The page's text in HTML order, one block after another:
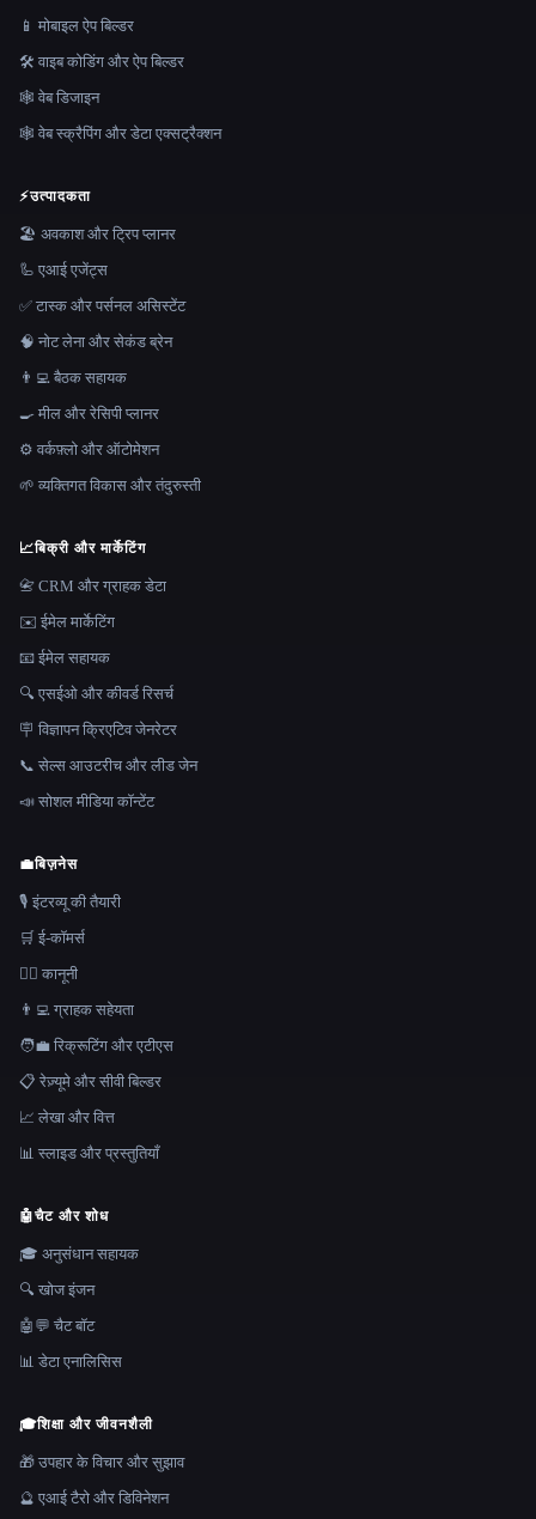
📱 मोबाइल ऐप बिल्डर
🛠️ वाइब कोडिंग और ऐप बिल्डर
🕸 वेब डिजाइन
🕸️ वेब स्क्रैपिंग और डेटा एक्सट्रैक्शन
⚡उत्पादकता
🏖 अवकाश और ट्रिप प्लानर
🦾 एआई एजेंट्स
✅ टास्क और पर्सनल असिस्टेंट
🧠 नोट लेना और सेकंड ब्रेन
👨‍💻 बैठक सहायक
🍳 मील और रेसिपी प्लानर
⚙️ वर्कफ़्लो और ऑटोमेशन
🌱 व्यक्तिगत विकास और तंदुरुस्ती
📈बिक्री और मार्केटिंग
📇 CRM और ग्राहक डेटा
✉️ ईमेल मार्केटिंग
📧 ईमेल सहायक
🔍 एसईओ और कीवर्ड रिसर्च
🪧 विज्ञापन क्रिएटिव जेनरेटर
📞 सेल्स आउटरीच और लीड जेन
📣 सोशल मीडिया कॉन्टेंट
💼बिज़नेस
🎙️ इंटरव्यू की तैयारी
🛒 ई-कॉमर्स
👩‍⚖️ कानूनी
👨‍💻 ग्राहक सहेयता
🧑‍💼 रिक्रूटिंग और एटीएस
📋 रेज़्यूमे और सीवी बिल्डर
📈 लेखा और वित्त
📊 स्लाइड और प्रस्तुतियाँ
🤖चैट और शोध
🎓 अनुसंधान सहायक
🔍 खोज इंजन
🤖💬 चैट बॉट
📊 डेटा एनालिसिस
🎓शिक्षा और जीवनशैली
🎁 उपहार के विचार और सुझाव
🔮 एआई टैरो और डिविनेशन